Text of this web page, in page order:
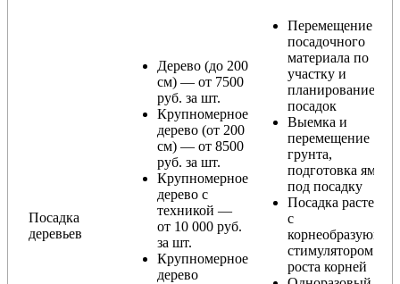
Посадка
деревьев
Дерево (до 200
см) — от 7500
руб. за шт.
Крупномерное
дерево (от 200
см) — от 8500
руб. за шт.
Крупномерное
дерево с
техникой —
от 10 000 руб.
за шт.
Крупномерное
дерево
Перемещение
посадочного
материала по
участку и
планирование
посадок
Выемка и
перемещение
грунта,
подготовка ямы
под посадку
Посадка растения
с
корнеобразующим
стимулятором
роста корней